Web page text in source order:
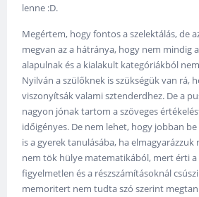
lenne :D.
Megértem, hogy fontos a szelektálás, de
megvan az a hátránya, hogy nem mindig
alapulnak és a kialakult kategóriákból
Nyilván a szülőknek is szükségük van rá,
viszonyítsák valami sztenderdhez. De a
nagyon jónak tartom a szöveges
időigényes. De nem lehet, hogy jobban
is a gyerek tanulásába, ha elmagyarázzuk
nem tök hülye matematikából, mert érti
figyelmetlen és a részszámításoknál
memoritert nem tudta szó szerint